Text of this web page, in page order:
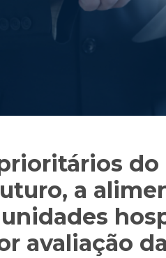
do
a
avaliação